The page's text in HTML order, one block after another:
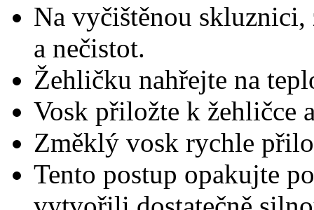
Na vyčištěnou
a nečistot.
Žehličku nahřejte na
Vosk přiložte k žehličce
Změklý vosk rychle
Tento postup opakujte